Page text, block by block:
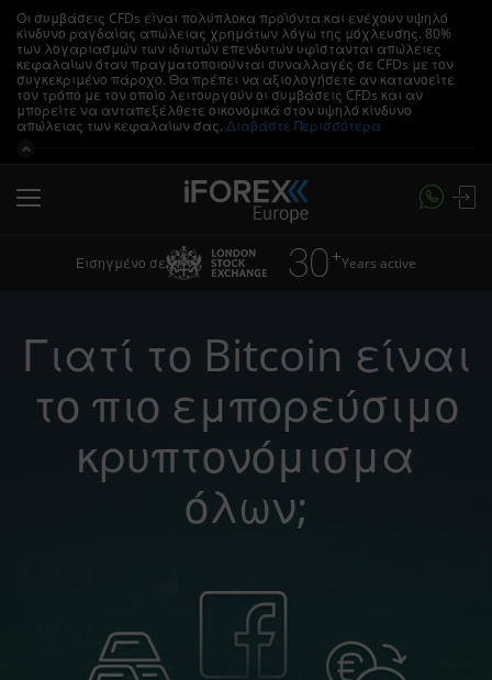
Οι συμβάσεις CFDs είναι πολύπλοκα προϊόντα και ενέχουν υψηλό
κίνδυνο ραγδαίας απώλειας χρημάτων λόγω της μόχλευσης. 80%
των λογαριασμών των ιδιωτών επενδυτών υφίστανται απώλειες
κεφαλαίων όταν πραγματοποιούνται συναλλαγές σε CFDs με τον
συγκεκριμένο πάροχο. Θα πρέπει να αξιολογήσετε αν κατανοείτε
τον τρόπο με τον οποίο λειτουργούν οι συμβάσεις CFDs και αν
μπορείτε να ανταπεξέλθετε οικονομικά στον υψηλό κίνδυνο
απώλειας των κεφαλαίων σας. Διαβάστε Περισσότερα
Εισηγμένο σε Years active
Γιατί το Bitcoin είναι
το πιο εμπορεύσιμο
κρυπτονόμισμα
όλων;